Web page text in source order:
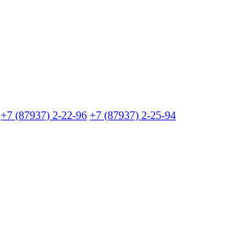
+7 (87937) 2-22-96 +7 (87937) 2-25-94